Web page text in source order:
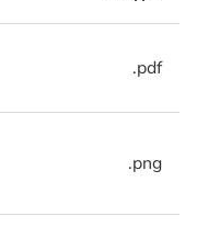
.pdf
.png